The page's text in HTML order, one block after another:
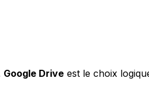
Google Drive est le choix